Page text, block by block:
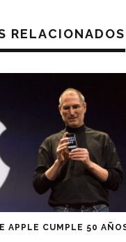
RELACIONADOS
APPLE CUMPLE 50